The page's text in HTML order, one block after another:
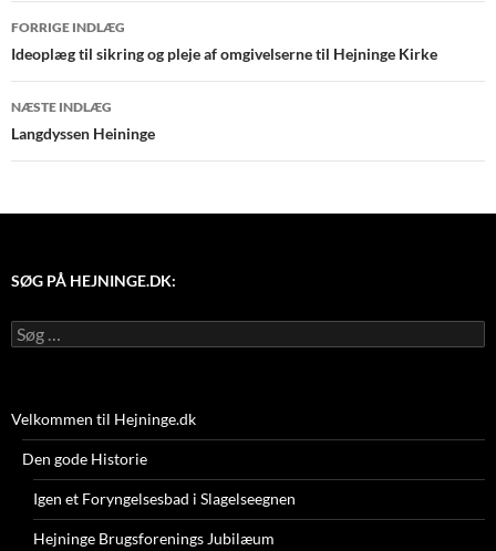
Indlægsnavigation
FORRIGE INDLÆG
Ideoplæg til sikring og pleje af omgivelserne til Hejninge Kirke
NÆSTE INDLÆG
Langdyssen Heininge
SØG PÅ HEJNINGE.DK:
Søg
efter:
Velkommen til Hejninge.dk
Den gode Historie
Igen et Foryngelsesbad i Slagelseegnen
Hejninge Brugsforenings Jubilæum